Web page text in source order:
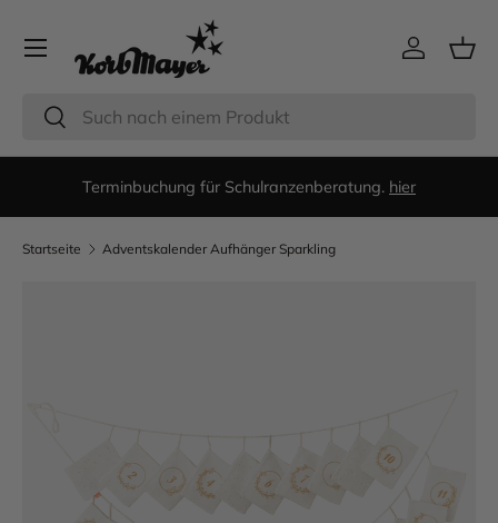
Suchen
Suchen
Einloggen
Menü
Terminbuchung für Schulranzenberatung. hier
Startseite Adventskalender Aufhänger Sparkling